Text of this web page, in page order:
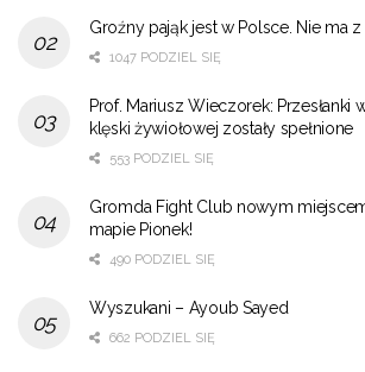
Groźny pająk jest w Polsce. Nie ma
1047 PODZIEL SIĘ
Prof. Mariusz Wieczorek: Przesłanki
klęski żywiołowej zostały spełnione
553 PODZIEL SIĘ
Gromda Fight Club nowym
mapie Pionek!
490 PODZIEL SIĘ
Wyszukani – Ayoub Sayed
662 PODZIEL SIĘ